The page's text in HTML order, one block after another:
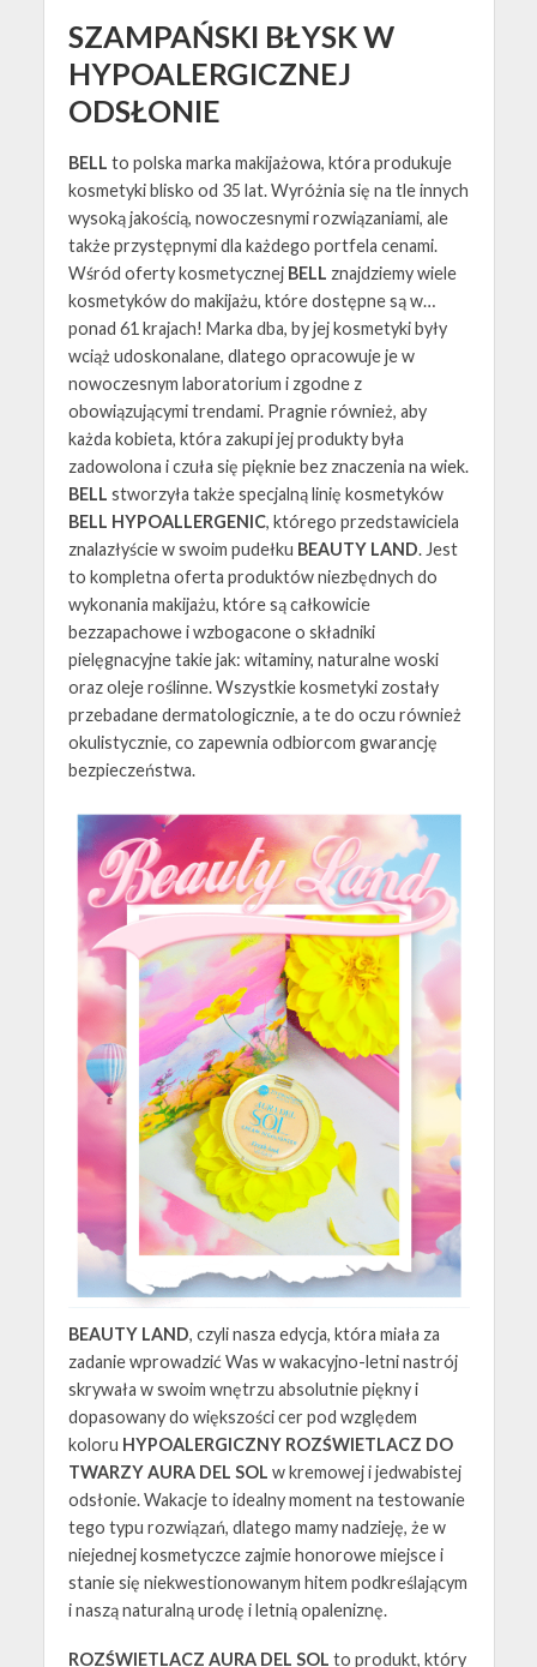
SZAMPAŃSKI BŁYSK W
HYPOALERGICZNEJ
ODSŁONIE
BELL to polska marka makijażowa, która produkuje
kosmetyki blisko od 35 lat. Wyróżnia się na tle innych
wysoką jakością, nowoczesnymi rozwiązaniami, ale
także przystępnymi dla każdego portfela cenami.
Wśród oferty kosmetycznej BELL znajdziemy wiele
kosmetyków do makijażu, które dostępne są w…
ponad 61 krajach! Marka dba, by jej kosmetyki były
wciąż udoskonalane, dlatego opracowuje je w
nowoczesnym laboratorium i zgodne z
obowiązującymi trendami. Pragnie również, aby
każda kobieta, która zakupi jej produkty była
zadowolona i czuła się pięknie bez znaczenia na wiek.
BELL stworzyła także specjalną linię kosmetyków
BELL HYPOALLERGENIC, którego przedstawiciela
znalazłyście w swoim pudełku BEAUTY LAND. Jest
to kompletna oferta produktów niezbędnych do
wykonania makijażu, które są całkowicie
bezzapachowe i wzbogacone o składniki
pielęgnacyjne takie jak: witaminy, naturalne woski
oraz oleje roślinne. Wszystkie kosmetyki zostały
przebadane dermatologicznie, a te do oczu również
okulistycznie, co zapewnia odbiorcom gwarancję
bezpieczeństwa.
BEAUTY LAND, czyli nasza edycja, która miała za
zadanie wprowadzić Was w wakacyjno-letni nastrój
skrywała w swoim wnętrzu absolutnie piękny i
dopasowany do większości cer pod względem
koloru HYPOALERGICZNY ROZŚWIETLACZ DO
TWARZY AURA DEL SOL w kremowej i jedwabistej
odsłonie. Wakacje to idealny moment na testowanie
tego typu rozwiązań, dlatego mamy nadzieję, że w
niejednej kosmetyczce zajmie honorowe miejsce i
stanie się niekwestionowanym hitem podkreślającym
i naszą naturalną urodę i letnią opaleniznę.
ROZŚWIETLACZ AURA DEL SOL to produkt, który